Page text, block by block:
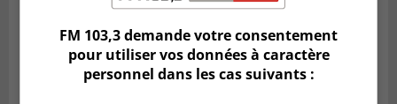
FM 103,3 demande votre consentement
pour utiliser vos données à caractère
personnel dans les cas suivants :